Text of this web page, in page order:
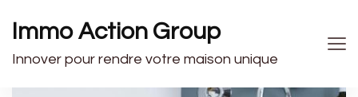
Immo Action Group
Innover pour rendre votre maison unique